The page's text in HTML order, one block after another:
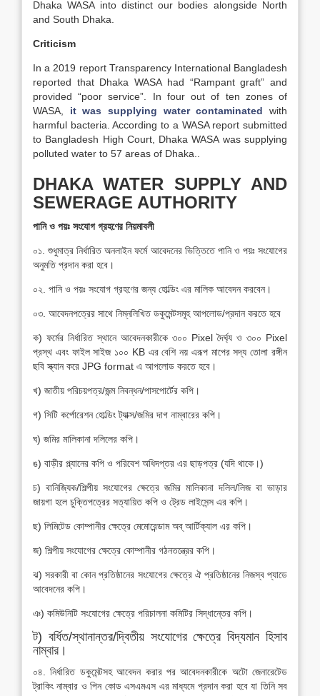
Dhaka WASA into distinct our bodies alongside North
and South Dhaka.
Criticism
In a 2019 report Transparency International Bangladesh
reported that Dhaka WASA had “Rampant graft” and
provided “poor service”. In four out of ten zones of
WASA, it was supplying water contaminated with
harmful bacteria. According to a WASA report submitted
to Bangladesh High Court, Dhaka WASA was supplying
polluted water to 57 areas of Dhaka..
DHAKA WATER SUPPLY AND
SEWERAGE AUTHORITY
পানি ও পয়ঃ সংযোগ গ্রহণের নিয়মাবলী
০১. শুধুমাত্র নির্ধারিত অনলাইন ফর্মে আবেদনের ভিত্তিতে পানি ও পয়ঃ সংযোগের
অনুমতি প্রদান করা হবে।
০২. পানি ও পয়ঃ সংযোগ গ্রহণের জন্য হোল্ডিং এর মালিক আবেদন করবেন।
০৩. আবেদনপত্রের সাথে নিম্নলিখিত ডকুমেন্টসমূহ আপলোড/প্রদান করতে হবে
ক) ফর্মের নির্ধারিত স্থানে আবেদনকারীকে ৩০০ Pixel দৈর্ঘ্য ও ৩০০ Pixel
প্রস্থ এবং ফাইল সাইজ ১০০ KB এর বেশি নয় এরূপ মাপের সদ্য তোলা রঙ্গীন
ছবি স্ক্যান করে JPG format এ আপলোড করতে হবে।
খ) জাতীয় পরিচয়পত্র/জন্ম নিবন্ধন/পাসপোর্টের কপি।
গ) সিটি কর্পোরেশন হোল্ডিং ট্যাক্স/জমির দাগ নাম্বারের কপি।
ঘ) জমির মালিকানা দলিলের কপি।
ঙ) বাড়ীর প্ল্যানের কপি ও পরিবেশ অধিদপ্তর এর ছাড়পত্র (যদি থাকে।)
চ) বানিজ্যিক/শিল্পীয় সংযোগের ক্ষেত্রে জমির মালিকানা দলিল/লিজ বা ভাড়ার
জায়গা হলে চুক্তিপত্রের সত্যায়িত কপি ও ট্রেড লাইসেন্স এর কপি।
ছ) লিমিটেড কোম্পানীর ক্ষেত্রে মেমোরেন্ডাম অব্ আর্টিক্যাল এর কপি।
জ) শিল্পীয় সংযোগের ক্ষেত্রে কোম্পানীর গঠনতন্ত্রের কপি।
ঝ) সরকারী বা কোন প্রতিষ্ঠানের সংযোগের ক্ষেত্রে ঐ প্রতিষ্ঠানের নিজস্ব প্যাডে
আবেদনের কপি।
ঞ) কমিউনিটি সংযোগের ক্ষেত্রে পরিচালনা কমিটির সিদ্ধান্তের কপি।
ট) বর্ধিত/স্থানান্তর/দ্বিতীয় সংযোগের ক্ষেত্রে বিদ্যমান হিসাব
নাম্বার।
০৪. নির্ধারিত ডকুমেন্টসহ আবেদন করার পর আবেদনকারীকে অটো জেনারেটেড
ট্রাকিং নাম্বার ও পিন কোড এসএমএস এর মাধ্যমে প্রদান করা হবে যা তিনি সব